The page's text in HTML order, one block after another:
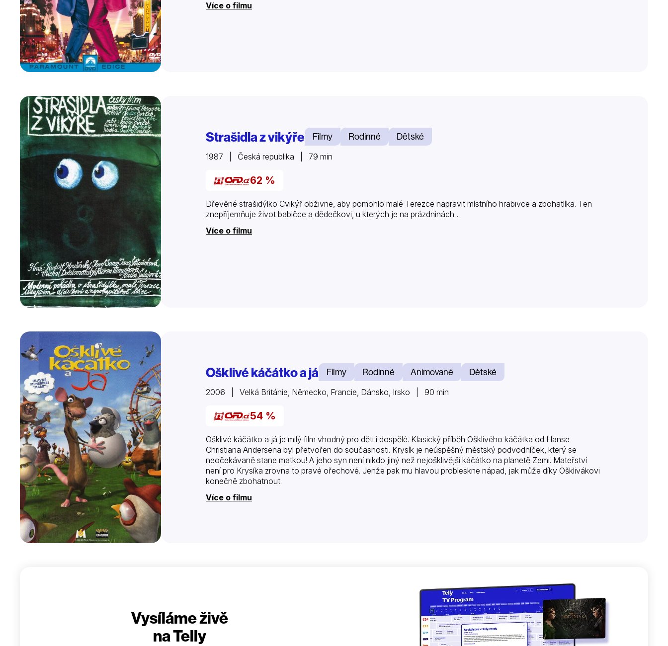
Více o filmu
Strašidla z vikýře Filmy Rodinné Dětské
1987 | Česká republika | 79 min
62 %
Dřevěné strašidýlko Cvikýř obživne, aby pomohlo malé Terezce napravit místního hrabivce a zbohatlíka. Ten
znepříjemňuje život babičce a dědečkovi, u kterých je na prázdninách…
Více o filmu
Ošklivé káčátko a já Filmy Rodinné Animované Dětské
2006 | Velká Británie, Německo, Francie, Dánsko, Irsko | 90 min
54 %
Ošklivé káčátko a já je milý film vhodný pro děti i dospělé. Klasický příběh Ošklivého káčátka od Hanse
Christiana Andersena byl přetvořen do současnosti. Krysík je neúspěšný městský podvodníček, který se
neočekávaně stane matkou! A jeho syn není nikdo jiný než nejošklivější káčátko na planetě Zemi. Mateřství
není pro Krysíka zrovna to pravé ořechové. Jenže pak mu hlavou probleskne nápad, jak může díky Ošklivákovi
konečně zbohatnout.
Více o filmu
Vysíláme živě
na Telly